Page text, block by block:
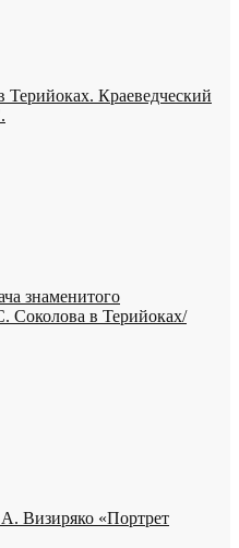
Терийоках. Краеведческий
знаменитого
Соколова в Терийоках/
Визиряко «Портрет